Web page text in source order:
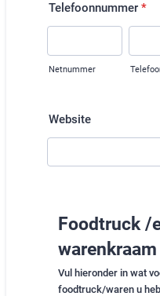
Telefoonnummer *
Netnummer
Website
Foodtruck /
warenkraam
Vul hieronder in wat
foodtruck/waren u